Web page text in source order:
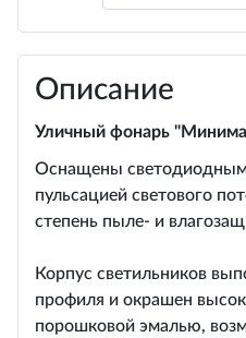
Описание
Уличный фонарь
Оснащены
пульсацией светового
степень пыле- и
Корпус светильников
профиля и окрашен
порошковой эмалью,